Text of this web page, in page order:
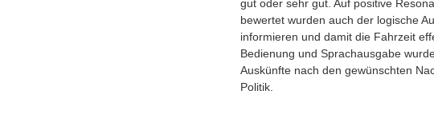
gut oder sehr gut. Auf positive
bewertet wurden auch der logische
informieren und damit die Fahrzeit
Bedienung und Sprachausgabe
Auskünfte nach den gewünschten
Politik.